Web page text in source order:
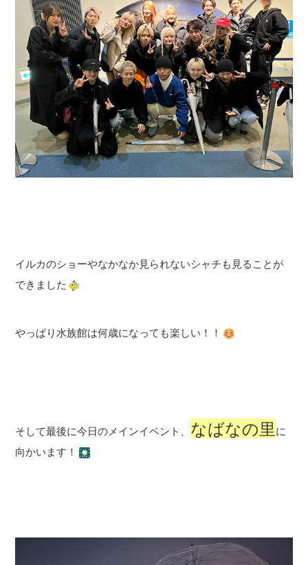
イルカのショーやなかなか見られないシャチも見ることが
できました
やっぱり水族館は何歳になっても楽しい！！
そして最後に今日のメインイベント、 なばなの里 に
向かいます！